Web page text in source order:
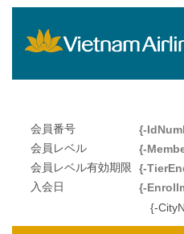
会員番号
{-
会員レベル
{-
会員レベル有効期限
{-
入会日
{-
{-